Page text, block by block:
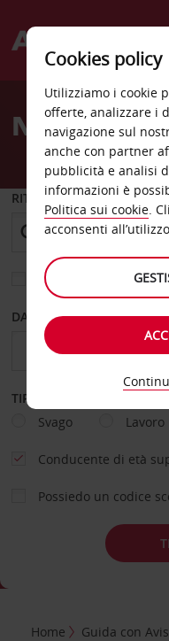
Welcome
AvisNoleggio
RITIRO DA
Scegli una località di
DAL GIORNO
TIPOLOGIA DI NOLEGGIO
Svago
Lavoro
Conducente di età
Possiedo un codice
Home Guida con Avis
Cookies policy
Utilizziamo i cookie
offerte, analizzare i
navigazione sul
anche con partner
pubblicità e analisi
informazioni è
Politica sui cookie.
acconsenti